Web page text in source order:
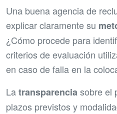
Una buena agencia de
explicar claramente su
¿Cómo procede para
criterios de evaluación
en caso de falla en la
Latransparenciasobre el
plazos previstos y